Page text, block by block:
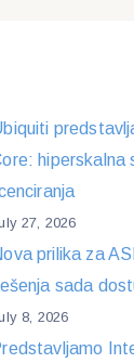
hiperskalna
27, 2026
prilika za
sada
8, 2026